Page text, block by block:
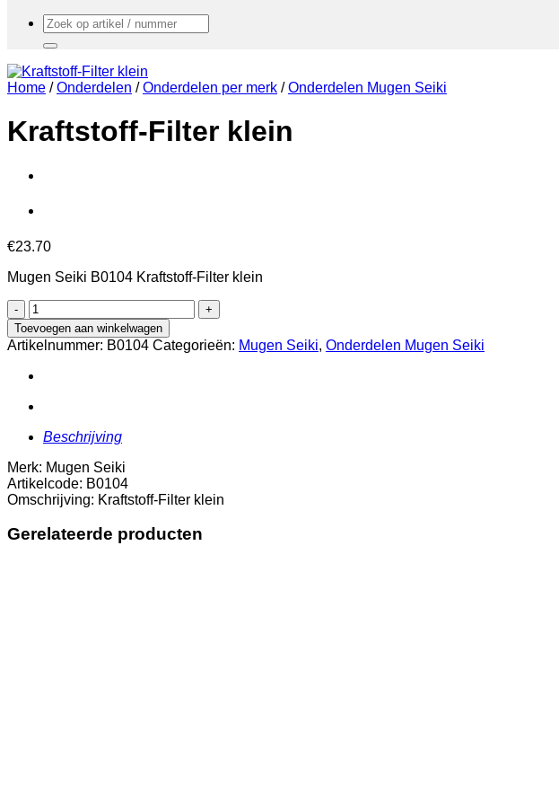
Zoeken
naar:
Home / Onderdelen / Onderdelen per merk / Onderdelen Mugen Seiki
Kraftstoff-Filter klein
€23.70
Mugen Seiki B0104 Kraftstoff-Filter klein
Kraftstoff-
Filter
klein
aantal
Toevoegen aan winkelwagen
Artikelnummer: B0104 Categorieën: Mugen Seiki, Onderdelen Mugen Seiki
Beschrijving
Merk: Mugen Seiki
Artikelcode: B0104
Omschrijving: Kraftstoff-Filter klein
Gerelateerde producten